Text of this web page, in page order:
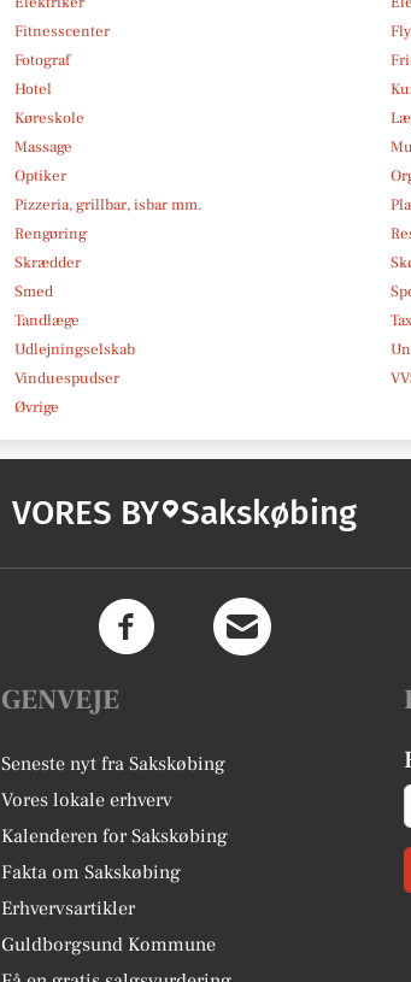
Fitnesscenter
Fotograf
Hotel
Køreskole
Massage
Optiker
Pizzeria, grillbar, isbar mm.
Rengøring
Skrædder
Smed
Tandlæge
Udlejningselskab
Vinduespudser
Øvrige
VORES BY Sakskøbing
GENVEJE
Seneste nyt fra Sakskøbing
Vores lokale erhverv
Kalenderen for Sakskøbing
Fakta om Sakskøbing
Erhvervsartikler
Guldborgsund Kommune